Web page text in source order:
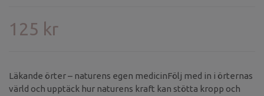
125 kr
Läkande örter – naturens egen medicinFölj med in i örternas
värld och upptäck hur naturens kraft kan stötta kropp och